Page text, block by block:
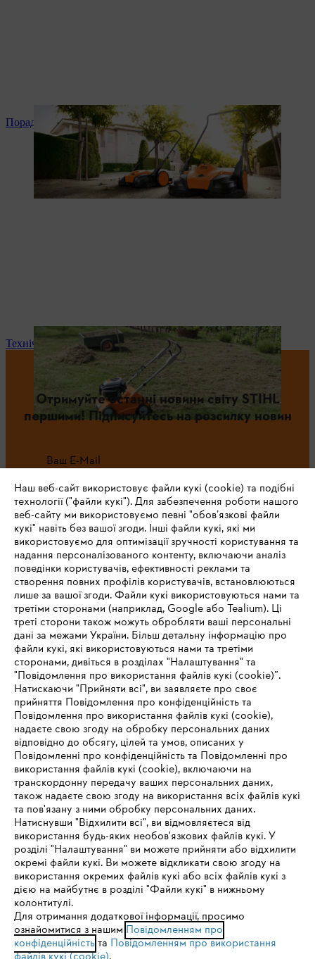
Поради та інструкція до продукту
Технічне обслуговування та ремонт
Отримуйте останні новини світу STIHL
першими! Підписуйтесь на розсилку новин
Ваш E-Mail
Зареєструватись зараз
#STIHL
Про компанію STIHL
Запитання та відповіді
Сервіс
Політика конфіденційності Вихідні дані Cookies
Юридична інформація
IHR BROWSER WIRD NICHT
UNTERSTÜTZT
Sie nutzen einen Browser, den wir noch nicht unterstützen. Für
eine optimale Nutzung unserer Seite empfehlen wir Ihnen, zu
einem der folgenden Browser zu wechseln:
Наш веб-сайт використовує файли кукі (cookie) та подібні
технології ("файли кукі"). Для забезпечення роботи нашого
веб-сайту ми використовуємо певні "обов’язкові файли
кукі" навіть без вашої згоди. Інші файли кукі, які ми
використовуємо для оптимізації зручності користування та
надання персоналізованого контенту, включаючи аналіз
поведінки користувачів, ефективності реклами та
створення повних профілів користувачів, встановлюються
лише за вашої згоди. Файли кукі використовуються нами та
третіми сторонами (наприклад, Google або Tealium). Ці
треті сторони також можуть обробляти ваші персональні
дані за межами України. Більш детальну інформацію про
файли кукі, які використовуються нами та третіми
сторонами, дивіться в розділах "Налаштування" та
"Повідомлення про використання файлів кукі (cookie)”.
Натискаючи "Прийняти всі", ви заявляєте про своє
прийняття Повідомлення про конфіденційність та
Повідомлення про використання файлів кукі (cookie),
надаєте свою згоду на обробку персональних даних
відповідно до обсягу, цілей та умов, описаних у
Повідомленні про конфіденційність та Повідомленні про
використання файлів кукі (cookie), включаючи на
транскордонну передачу ваших персональних даних,
також надаєте свою згоду на використання всіх файлів кукі
та пов'язану з ними обробку персональних даних.
Натиснувши "Відхилити всі", ви відмовляєтеся від
використання будь-яких необов'язкових файлів кукі. У
розділі "Налаштування" ви можете прийняти або відхилити
окремі файли кукі. Ви можете відкликати свою згоду на
використання окремих файлів кукі або всіх файлів кукі з
дією на майбутнє в розділі "Файли кукі" в нижньому
колонтитулі.
Для отримання додаткової інформації, просимо
ознайомитися з нашим Повідомленням про
конфіденційністьта Повідомленням про використання